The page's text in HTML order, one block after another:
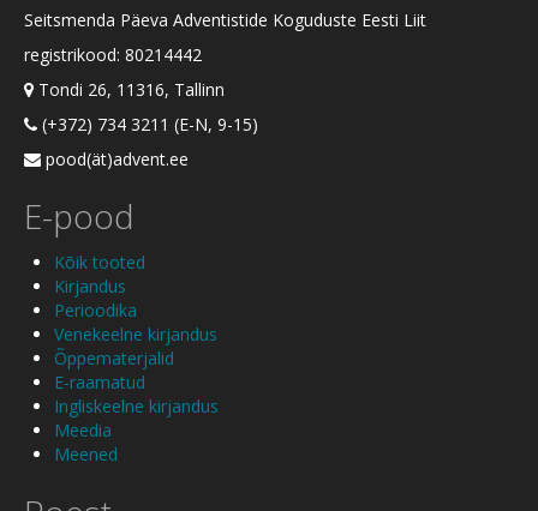
Seitsmenda Päeva Adventistide Koguduste Eesti Liit
registrikood: 80214442
Tondi 26, 11316, Tallinn
(+372) 734 3211 (E-N, 9-15)
pood(ät)advent.ee
E-pood
Kõik tooted
Kirjandus
Perioodika
Venekeelne kirjandus
Õppematerjalid
E-raamatud
Ingliskeelne kirjandus
Meedia
Meened